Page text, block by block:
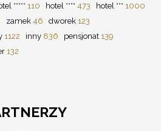
***** 110 hotel **** 473 hotel *** 1000
zamek 46 dworek 123
1122 inny 836 pensjonat 139
132